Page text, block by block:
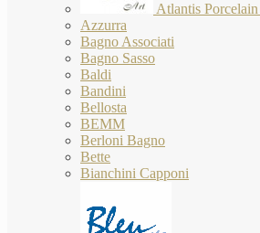
Atlantis
Azzurra
Bagno Associati
Bagno Sasso
Baldi
Bandini
Bellosta
BEMM
Berloni Bagno
Bette
Bianchini Capponi